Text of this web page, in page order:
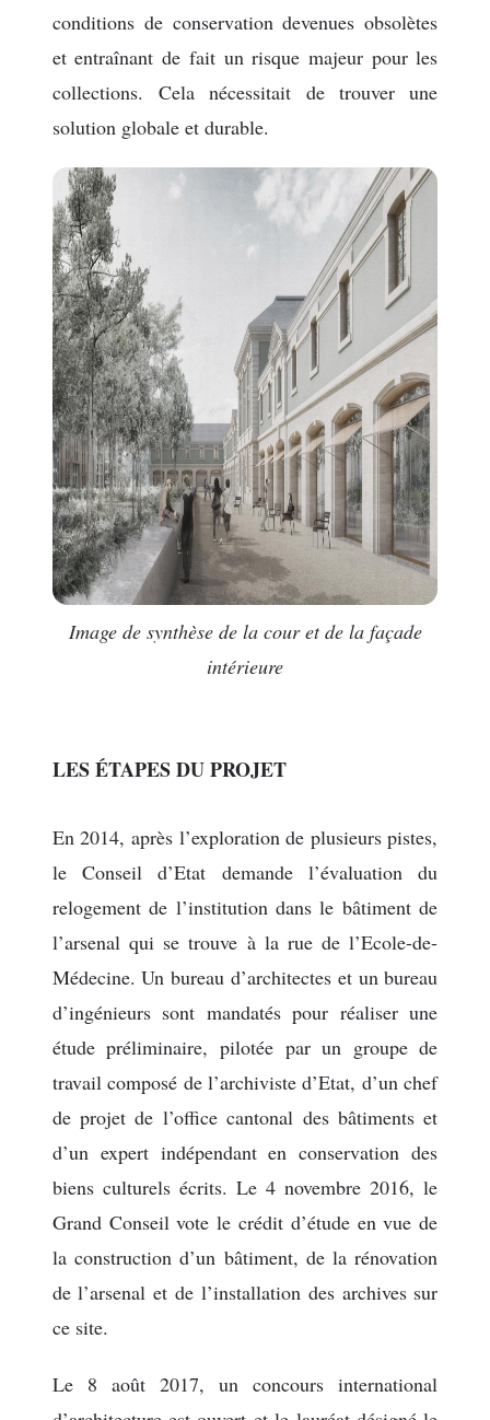
conditions de conservation devenues obsolètes
et entraînant de fait un risque majeur pour les
collections. Cela nécessitait de trouver une
solution globale et durable.
Image de synthèse de la cour et de la façade
intérieure
LES ÉTAPES DU PROJET
En 2014, après l’exploration de plusieurs pistes,
le Conseil d’Etat demande l’évaluation du
relogement de l’institution dans le bâtiment de
l’arsenal qui se trouve à la rue de l’Ecole-de-
Médecine. Un bureau d’architectes et un bureau
d’ingénieurs sont mandatés pour réaliser une
étude préliminaire, pilotée par un groupe de
travail composé de l’archiviste d’Etat, d’un chef
de projet de l’office cantonal des bâtiments et
d’un expert indépendant en conservation des
biens culturels écrits. Le 4 novembre 2016, le
Grand Conseil vote le crédit d’étude en vue de
la construction d’un bâtiment, de la rénovation
de l’arsenal et de l’installation des archives sur
ce site.
Le 8 août 2017, un concours international